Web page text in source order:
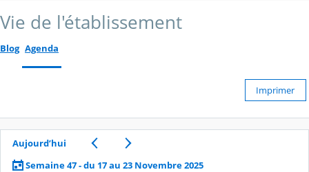
Vie de l'établissement
Blog Agenda
Imprimer
Aujourd’hui
Semaine 47 - du 17 au 23 Novembre 2025